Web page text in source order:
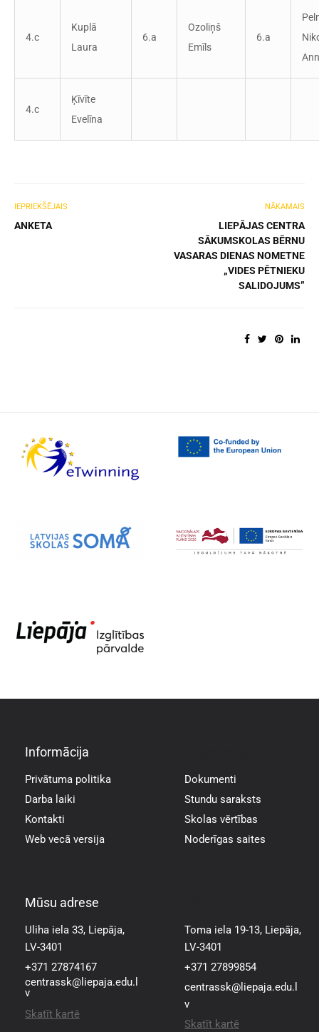
4.c
Kuplā
Laura
6.a
Ozoliņš
Emīls
6.a
4.c
Ķīvīte
Evelīna
IEPRIEKŠĒJAIS
ANKETA
NĀKAMAIS
LIEPĀJAS CENTRA
SĀKUMSKOLAS BĒRNU
VASARAS DIENAS NOMETNE
„VIDES PĒTNIEKU
SALIDOJUMS”
Informācija
Privātuma politika
Darba laiki
Kontakti
Web vecā versija
Dokumenti
Stundu saraksts
Skolas vērtības
Noderīgas saites
Mūsu adrese
Uliha iela 33, Liepāja,
LV-3401
+371 27874167
centrassk@liepaja.edu.l
v
Skatīt kartē
Toma iela 19-13, Liepāja,
LV-3401
+371 27899854
centrassk@liepaja.edu.l
v
Skatīt kartē